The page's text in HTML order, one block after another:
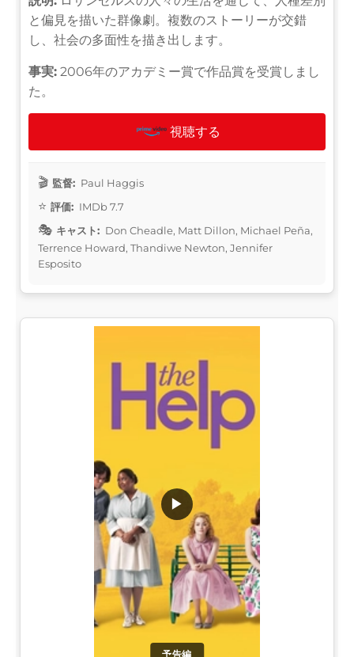
と偏見を描いた群像劇。複数のストーリーが交錯
し、社会の多面性を描き出します。
事実: 2006年のアカデミー賞で作品賞を受賞しまし
た。
視聴する
監督: Paul Haggis
評価: IMDb 7.7
キャスト: Don Cheadle, Matt Dillon, Michael Peña,
Terrence Howard, Thandiwe Newton, Jennifer
Esposito
予告編
▶